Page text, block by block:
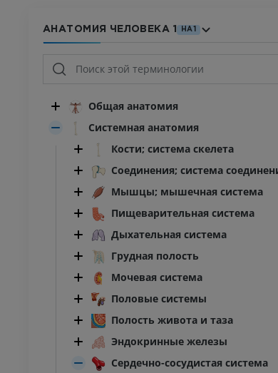
АНАТОМИЯ ЧЕЛОВЕКА 1 HA1
Общая анатомия
Системная анатомия
Кости; система скелета
Соединения; система
Мышцы; мышечная система
Пищеварительная система
Дыхательная система
Грудная полость
Мочевая система
Половые системы
Полость живота и таза
Эндокринные железы
Сердечно-сосудистая система